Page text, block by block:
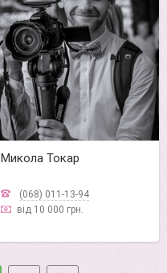
Микола Токар
(068) 011-13-94
від 10 000 грн.